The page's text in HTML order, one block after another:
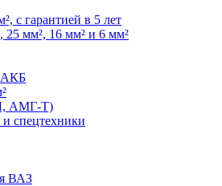
с гарантией в 5 лет
25 мм², 16 мм² и 6 мм²
АКБ
АМГ-Т)
и спецтехники
ВАЗ